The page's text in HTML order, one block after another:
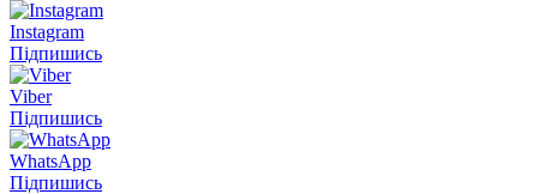
Instagram
Підпишись
Viber
Підпишись
WhatsApp
Підпишись